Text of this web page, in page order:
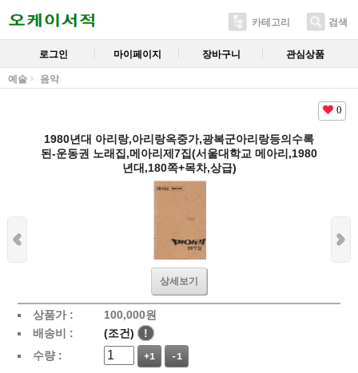
카테고리 검색
로그인 마이페이지 장바구니 관심상품
예술 음악
0
1980년대 아리랑,아리랑옥중가,광복군아리랑등의수록
된-운동권 노래집,메아리제7집(서울대학교 메아리,1980
년대,180쪽+목차,상급)
상세보기
상품가 : 100,000원
배송비 :
(조건)
!
수량 :
+1 -1